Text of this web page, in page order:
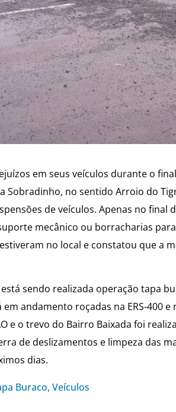
em seus veículos durante o
Sobradinho, no sentido Arroio do
de veículos. Apenas no final
mecânico ou borracharias
estiveram no local e constatou que
sendo realizada operação tapa
andamento roçadas na ERS-400
e o trevo do Bairro Baixada foi
de deslizamentos e limpeza das
dias.
Buraco, Veículos